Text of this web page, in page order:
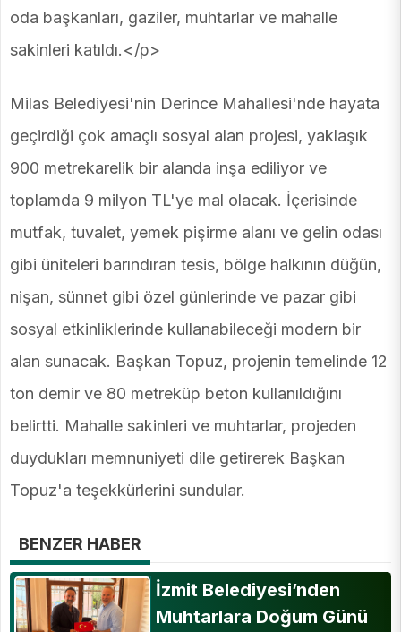
oda başkanları, gaziler, muhtarlar ve mahalle
sakinleri katıldı.</p>
Milas Belediyesi'nin Derince Mahallesi'nde hayata
geçirdiği çok amaçlı sosyal alan projesi, yaklaşık
900 metrekarelik bir alanda inşa ediliyor ve
toplamda 9 milyon TL'ye mal olacak. İçerisinde
mutfak, tuvalet, yemek pişirme alanı ve gelin odası
gibi üniteleri barındıran tesis, bölge halkının düğün,
nişan, sünnet gibi özel günlerinde ve pazar gibi
sosyal etkinliklerinde kullanabileceği modern bir
alan sunacak. Başkan Topuz, projenin temelinde 12
ton demir ve 80 metreküp beton kullanıldığını
belirtti. Mahalle sakinleri ve muhtarlar, projeden
duydukları memnuniyeti dile getirerek Başkan
Topuz'a teşekkürlerini sundular.
BENZER HABER
İzmit Belediyesi’nden
Muhtarlara Doğum Günü